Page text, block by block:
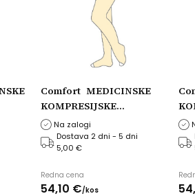
Comfort MEDICINSKE
KOMPRESIJSKE
NOGAVICE HLAČNE A-T
X42 Dolžina nogavice:
Dolge, Model: Odprti prsti,
maksimalen, Razred
Na zalogi
Dostava 2 dni - 5 dni
5,00 €
Redna cena
54,10 €/ kos 54,